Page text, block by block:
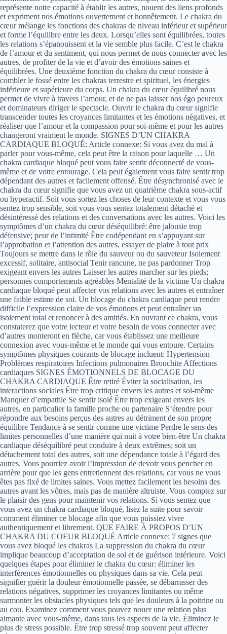
représente notre capacité à établir les autres, nouent des liens profonds
et expriment nos émotions ouvertement et honnêtement. Le chakra du
cœur mélange les fonctions des chakras de niveau inférieur et supérieur
et forme l’équilibre entre les deux. Lorsqu’elles sont équilibrées, toutes
les relations s’épanouissent et la vie semble plus facile. C’est le chakra
de l’amour et du sentiment, qui nous permet de nous connecter avec les
autres, de profiter de la vie et d’avoir des émotions saines et
équilibrées. Une deuxième fonction du chakra du cœur consiste à
combler le fossé entre les chakras terrestre et spirituel, les énergies
inférieure et supérieure du corps. Un chakra du cœur équilibré nous
permet de vivre à travers l’amour, et de ne pas laisser nos égo peureux
et dominateurs diriger le spectacle. Ouvrir le chakra du cœur signifie
transcender toutes les croyances limitantes et les émotions négatives, et
réaliser que l’amour et la compassion pour soi-même et pour les autres
changeront vraiment le monde. SIGNES D’UN CHAKRA
CARDIAQUE BLOQUÉ: Article connexe: Si vous avez du mal à
parler pour vous-même, cela peut être la raison pour laquelle … Un
chakra cardiaque bloqué peut vous faire sentir déconnecté de vous-
même et de votre entourage. Cela peut également vous faire sentir trop
dépendant des autres et facilement offensé. Être désynchronisé avec le
chakra du cœur signifie que vous avez un quatrième chakra sous-actif
ou hyperactif. Soit vous sortez les choses de leur contexte et vous vous
sentez trop sensible, soit vous vous sentez totalement détaché et
désintéressé des relations et des conversations avec les autres. Voici les
symptômes d’un chakra du cœur déséquilibré: être jalousie trop
défensive; peur de l’intimité Être codépendant en s’appuyant sur
l’approbation et l’attention des autres, essayer de plaire à tout prix
Toujours se mettre dans le rôle du sauveur ou du sauveteur Isolement
excessif, solitaire, antisocial Tenir rancune, ne pas pardonner Trop
exigeant envers les autres Laisser les autres marcher sur les pieds;
personnes comportements agréables Mentalité de la victime Un chakra
cardiaque bloqué peut affecter vos relations avec les autres et entraîner
une faible estime de soi. Un blocage du chakra cardiaque peut rendre
difficile l’expression claire de vos émotions et peut entraîner un
isolement total et renoncer à des amitiés. En ouvrant ce chakra, vous
constaterez que votre lecteur et votre besoin de vous connecter avec
d’autres monteront en flèche, car vous établissez une meilleure
connexion avec vous-même et le monde qui vous entoure. Certains
symptômes physiques courants de blocage incluent: Hypertension
Problèmes respiratoires Infections pulmonaires Bronchite Affections
cardiaques SIGNES ÉMOTIONNELS DE BLOCAGE DU
CHAKRA CARDIAQUE Être retiré Éviter la socialisation, les
interactions sociales Être trop critique envers les autres et soi-même
Manquer d’empathie Se sentir isolé Être trop exigeant envers les
autres, en particulier la famille proche ou partenaire S’étendre pour
répondre aux besoins perçus des autres au détriment de son propre
équilibre Tendance à se sentir comme une victime Perdre le sens des
limites personnelles d’une manière qui nuit à votre bien-être Un chakra
cardiaque déséquilibré peut conduire à deux extrêmes; soit un
détachement total des autres, soit une dépendance totale à l’égard des
autres. Vous pourriez avoir l’impression de devoir vous pencher en
arrière pour que les gens entretiennent des relations, car vous ne vous
êtes pas fixé de limites saines. Vous mettez facilement les besoins des
autres avant les vôtres, mais pas de manière altruiste. Vous comptez sur
le plaisir des gens pour maintenir vos relations. Si vous sentez que
vous avez un chakra cardiaque bloqué, lisez la suite pour savoir
comment éliminer ce blocage afin que vous puissiez vivre
authentiquement et librement. QUE FAIRE À PROPOS D’UN
CHAKRA DU COEUR BLOQUÉ Article connexe: 7 signes que
vous avez bloqué les chakras La suppression du chakra du cœur
implique beaucoup d’acceptation de soi et de guérison intérieure. Voici
quelques étapes pour éliminer le chakra du cœur: éliminer les
interférences émotionnelles ou physiques dans sa vie. Cela peut
signifier guérir la douleur émotionnelle passée, se débarrasser des
relations négatives, supprimer les croyances limitantes ou même
surmonter les obstacles physiques tels que les douleurs à la poitrine ou
au cou. Examinez comment vous pouvez nouer une relation plus
aimante avec vous-même, dans tous les aspects de la vie. Éliminez le
plus de stress possible. Être trop stressé trop souvent peut affecter